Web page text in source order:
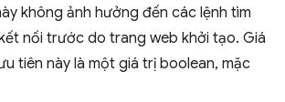
không ảnh hưởng đến các lệnh tìm
nối trước do trang web khởi tạo. Giá
tiên này là một giá trị boolean, mặc